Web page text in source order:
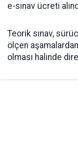
e-sınav ücreti
Teorik sınav,
ölçen aşamalardan
olması halinde